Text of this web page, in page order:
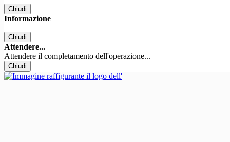
Chiudi
Informazione
Chiudi
Attendere...
Attendere il completamento dell'operazione...
Chiudi